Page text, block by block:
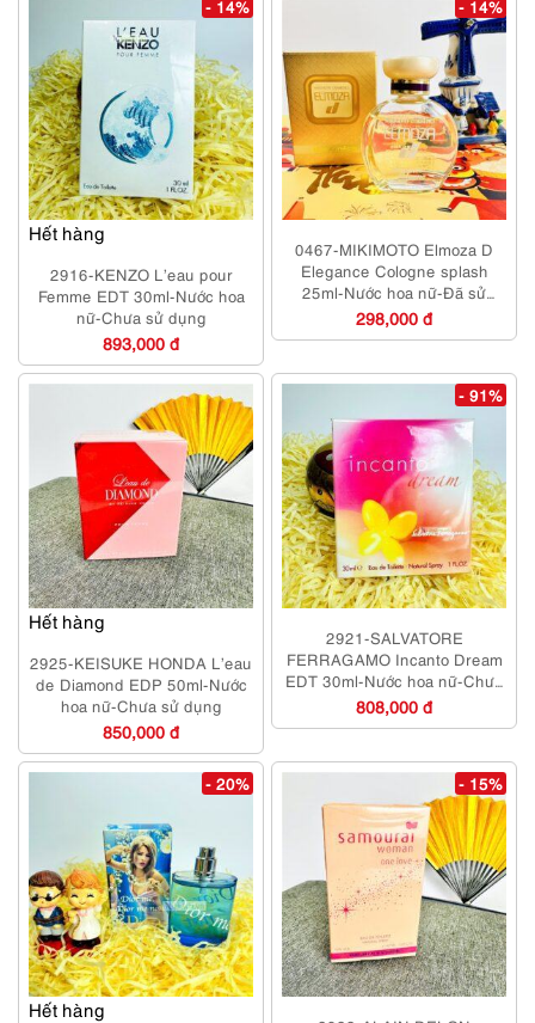
Hết hàng
- 14%
2916-KENZO L’eau pour
Femme EDT 30ml-Nước hoa
nữ-Chưa sử dụng
893,000 đ
- 14%
0467-MIKIMOTO Elmoza D
Elegance Cologne splash
25ml-Nước hoa nữ-Đã sử
dụng
298,000 đ
Hết hàng
2925-KEISUKE HONDA L’eau
de Diamond EDP 50ml-Nước
hoa nữ-Chưa sử dụng
850,000 đ
- 91%
2921-SALVATORE
FERRAGAMO Incanto Dream
EDT 30ml-Nước hoa nữ-Chưa
sử dụng
808,000 đ
Hết hàng
- 20% - 15%